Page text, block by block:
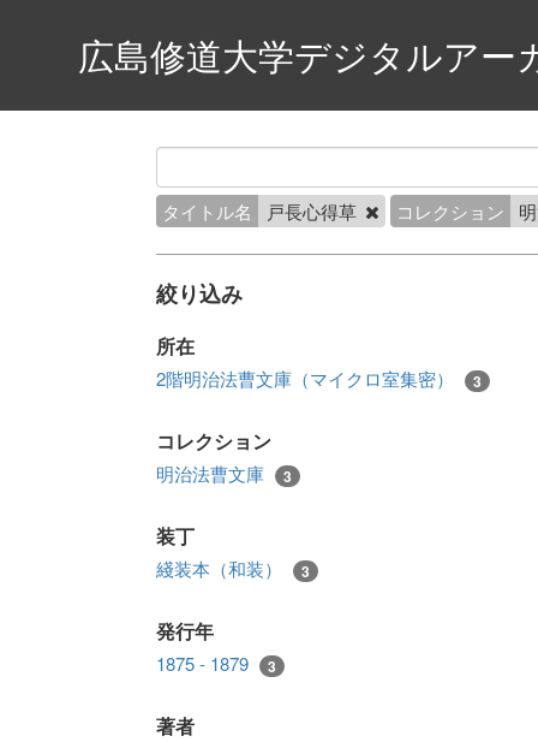
広島修道大学デジタルアー
タイトル名 戸長心得草 コレクション
絞り込み
所在
2階明治法曹文庫（マイクロ室集密） 3
コレクション
明治法曹文庫 3
装丁
綫装本（和装） 3
発行年
1875 - 1879 3
著者